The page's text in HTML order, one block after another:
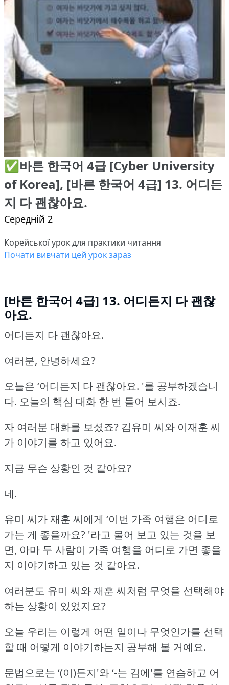
✅바른 한국어 4급 [Cyber University
of Korea], [바른 한국어 4급] 13. 어디든
지 다 괜찮아요.
Середній 2
Корейської урок для практики читання
Почати вивчати цей урок зараз
[바른 한국어 4급] 13. 어디든지 다 괜찮
아요.
어디든지 다 괜찮아요.
여러분, 안녕하세요?
오늘은 ‘어디든지 다 괜찮아요. '를 공부하겠습니
다. 오늘의 핵심 대화 한 번 들어 보시죠.
자 여러분 대화를 보셨죠? 김유미 씨와 이재훈 씨
가 이야기를 하고 있어요.
지금 무슨 상황인 것 같아요?
네.
유미 씨가 재훈 씨에게 ‘이번 가족 여행은 어디로
가는 게 좋을까요? '라고 물어 보고 있는 것을 보
면, 아마 두 사람이 가족 여행을 어디로 가면 좋을
지 이야기하고 있는 것 같아요.
여러분도 유미 씨와 재훈 씨처럼 무엇을 선택해야
하는 상황이 있었지요?
오늘 우리는 이렇게 어떤 일이나 무엇인가를 선택
할 때 어떻게 이야기하는지 공부해 볼 거예요.
문법으로는 ‘(이)든지'와 ‘-는 김에'를 연습하고 어